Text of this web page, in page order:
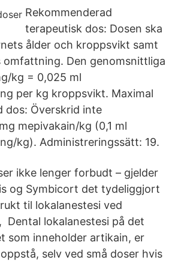
Rekommenderad
terapeutisk dos: Dosen ska
ålder och kroppsvikt samt
Den genomsnittliga
kg = 0,025 ml
per kg kroppsvikt. Maximal
dos: Överskrid inte
mepivakain/kg (0,1 ml
kg). Administreringssätt: 19.
ikke lenger forbudt – gjelder
og Symbicort det tydeliggjort
til lokalanestesi ved
Dental lokalanestesi på det
som inneholder artikain, er
selv ved små doser hvis